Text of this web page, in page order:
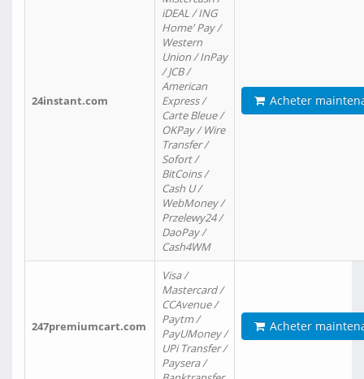
24instant.com
iDEAL / ING
Home' Pay /
Western
Union / InPay
/ JCB /
American
Express /
Carte Bleue /
OKPay / Wire
Transfer /
Sofort /
BitCoins /
Cash U /
WebMoney /
Przelewy24 /
DaoPay /
Cash4WM
Acheter
247premiumcart.com
Visa /
Mastercard /
CCAvenue /
Paytm /
PayUMoney /
UPi Transfer /
Paysera /
Acheter